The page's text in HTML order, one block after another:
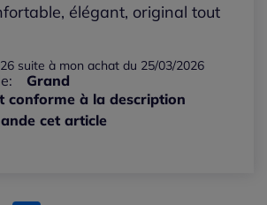
élégant, original tout
suite à mon achat du 25/03/2026
Grand
conforme à la description
cet article